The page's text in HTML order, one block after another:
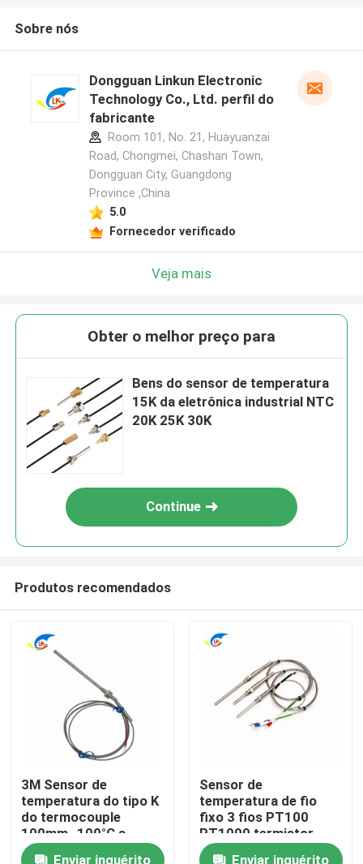
Para casa
Produtos
vídeos
Sobre nós
Dongguan Linkun Electronic
Technology Co., Ltd. perfil do
fabricante
Room 101, No. 21, Huayuanzai
Road, Chongmei, Chashan Town,
Dongguan City, Guangdong
Province ,China
5.0
Fornecedor verificado
Veja mais
Obter o melhor preço para
Bens do sensor de temperatura
15K da eletrônica industrial NTC
20K 25K 30K
Continue
Produtos recomendados
3M Sensor de
temperatura do tipo K
do termocouple
100mm -100°C a
1250°C Intervalo
Enviar inquérito
Sensor de
temperatura de fio
fixo 3 fios PT100
PT1000 termistor
para medição precisa
Enviar inquérito